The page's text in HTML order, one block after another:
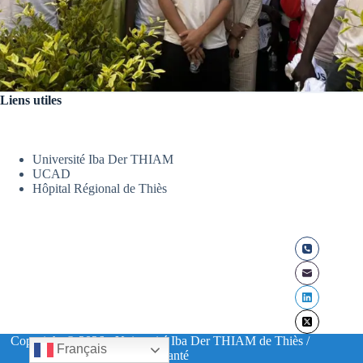
Liens utiles
Université Iba Der THIAM
UCAD
Hôpital Régional de Thiès
Copyright © 2026 - Université Iba Der THIAM de Thiès /
UFR Santé
Français